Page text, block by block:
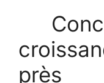
près